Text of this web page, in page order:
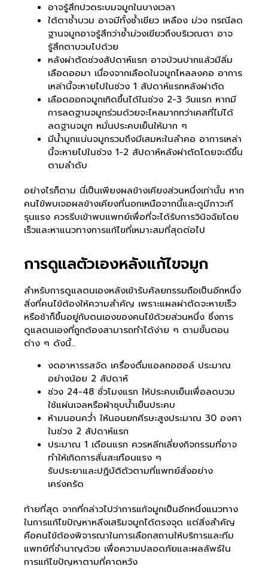
อาจรู้สึกปวดระบมจมูกในบางเวลา
ใต้ตาช้ำบวม อาจมีทั้งช้ำเขียว เหลือง ม่วง กรณีลด
ฐานจมูกอาจรู้สึกว่าช้ำม่วงเขียวถึงบริเวณตา อาจ
รู้สึกตาบวมไปด้วย
หลังผ่าตัดช่วงสัปดาห์แรก อาจบ้วนปากแล้วมีลิ่ม
เลือดออมา เนื่องจากเลือดในจมูกไหลลงคอ อาการ
เหล่านี้จะหายไปในช่วง 1 สัปดาห์แรกหลังผ่าตัด
เลือดออกจมูกเกิดขึ้นได้ในช่วง 2-3 วันแรก หากมี
การลดฐานจมูกร่วมด้วยจะไหลมากกว่าเคสที่ไม่ได้
ลดฐานจมูก หมั่นประคบเย็นให้มาก ๆ
มีน้ำมูกแน่นจมูกรวมถึงมีเสมหะในลำคอ อาการเหล่า
นี้จะหายไปในช่วง 1-2 สัปดาห์หลังผ่าตัดโดยจะดีขึ้น
ตามลำดับ
อย่างไรก็ตาม นี่เป็นเพียงผลข้างเคียงส่วนหนึ่งเท่านั้น หาก
คนไข้พบเจอผลข้างเคียงที่นอกเหนือจากนี้และดูมีภาวะที
รุนแรง ควรรีบเข้าพบแพทย์เพื่อที่จะได้รับการวินิจฉัยโดย
เร็วและหาแนวทางการแก้ไขที่เหมาะสมที่สุดต่อไป
การดูแลตัวเองหลังแก้ไขจมูก
สำหรับการดูแลตนเองหลังเข้ารับศัลยกรรมถือเป็นอีกหนึ่ง
สิ่งที่คนไข้ต้องให้ความสำคัญ เพราะแผลผ่าตัดจะหายเร็ว
หรือช้าก็ขึ้นอยู่กับตนเองของคนไข้ด้วยส่วนหนึ่ง ซึ่งการ
ดูแลตนเองที่ถูกต้องสามารถทำได้ง่าย ๆ ตามขั้นตอน
ต่าง ๆ ดังนี้..
งดอาหารรสจัด เครื่องดื่มแอลกอฮอล์ ประมาณ
อย่างน้อย 2 สัปดาห์
ช่วง 24-48 ชั่วโมงแรก ให้ประคบเย็นเพื่อลดบวม
ใช้แผ่นเจลหรือผ้าชุบน้ำเย็นประคบ
ห้ามนอนคว่ำ ให้นอนยกศีรษะสูงประมาณ 30 องศา
ในช่วง 2 สัปดาห์แรก
ประมาณ 1 เดือนแรก ควรหลีกเลี่ยงกิจกรรมที่อาจ
ทำให้เกิดการสั่นสะเทือนแรง ๆ
รับประยาและปฏิบัติตัวตามที่แพทย์สั่งอย่าง
เคร่งครัด
ท้ายที่สุด จากที่กล่าวไปว่าการแก้จมูกเป็นอีกหนึ่งแนวทาง
ในการแก้ไขปัญหาหลีงเสริมจมูกได้ตรงจุด แต่สิ่งสำคัญ
คือคนไข้ต้องพิจารณาในการเลือกสถานให้บริการและทีม
แพทย์ที่ชำนาญด้วย เพื่อความปลอดภัยและผลลัพธ์ใน
การแก้ไขปัญหาตามที่คาดหวัง